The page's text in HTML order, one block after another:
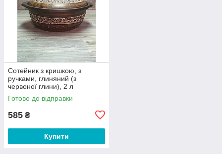
Сотейник з кришкою, з
ручками, глиняний (з
червоної глини), 2 л
Готово до відправки
585 ₴
Купити